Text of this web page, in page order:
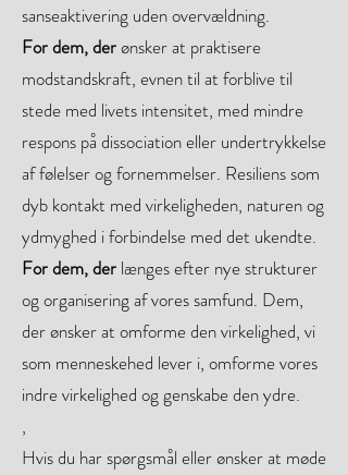
sanseaktivering uden overvældning.
For dem, derønsker at praktisere
modstandskraft, evnen til at forblive til
stede med livets intensitet, med mindre
respons på dissociation eller undertrykkelse
af følelser og fornemmelser. Resiliens som
dyb kontakt med virkeligheden, naturen og
ydmyghed i forbindelse med det ukendte.
For dem, der længes efter nye strukturer
og organisering af vores samfund. Dem,
der ønsker at omforme den virkelighed, vi
som menneskehed lever i, omforme vores
indre virkelighed og genskabe den ydre.
,
Hvis du har spørgsmål eller ønsker at møde